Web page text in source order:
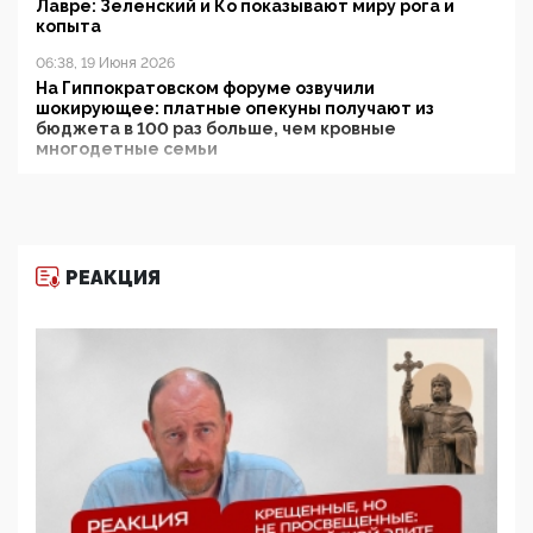
Лавре: Зеленский и Ко показывают миру рога и
копыта
06:38, 19 Июня 2026
На Гиппократовском форуме озвучили
шокирующее: платные опекуны получают из
бюджета в 100 раз больше, чем кровные
многодетные семьи
11:53, 09 Июня 2026
деятельность ИИТО ЮНЕСКО в России, но
цифроглобалисты продолжают определять
повестку в образовании
09:43, 01 Июня 2026
5G за счет здоровья граждан: Минцифры намерено
отобрать у регионов и муниципалитетов право
защищать жилые дома и социальные объекты от
РЕАКЦИЯ